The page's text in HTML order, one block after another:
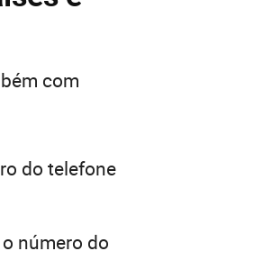
com
do telefone
número do